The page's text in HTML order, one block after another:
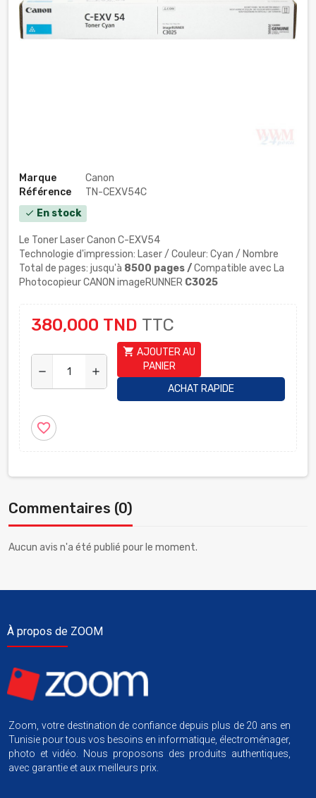
Marque
Canon
Référence
TN-CEXV54C
check En stock
Le Toner Laser Canon C-EXV54
Technologie d'impression: Laser / Couleur: Cyan / Nombre
Total de pages: jusqu'à 8500 pages /Compatible avec La
Photocopieur CANON imageRUNNER C3025
380,000 TND TTC
remove add
shopping_cart AJOUTER AU
PANIER
ACHAT RAPIDE
favorite_border
Commentaires (0)
Aucun avis n'a été publié pour le moment.
À propos de ZOOM
Zoom, votre destination de confiance depuis plus de 20 ans en
Tunisie pour tous vos besoins en informatique, électroménager,
photo et vidéo. Nous proposons des produits authentiques,
avec garantie et aux meilleurs prix.